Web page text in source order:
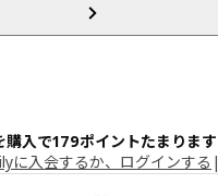
購入で179ポイントたまります
に入会するか、ログインする |